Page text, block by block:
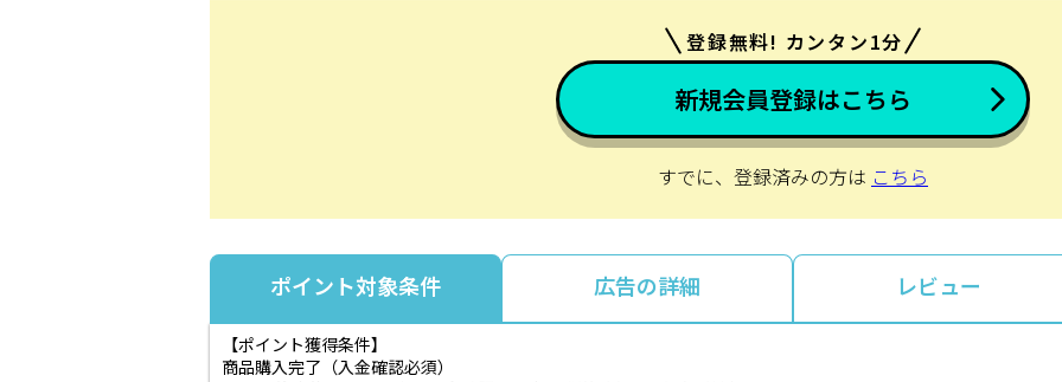
登録無料! カンタン1分
新規会員登録はこちら
すでに、登録済みの方は こちら
ポイント対象条件 広告の詳細 レビュー
【ポイント獲得条件】
商品購入完了（入金確認必須）